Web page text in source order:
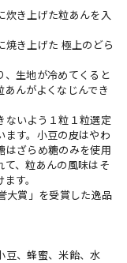
炊き上げた粒あんを入
焼き上げた 極上のどら
、生地が冷めてくると
あんがよくなじんでき
ないよう１粒１粒選定
ます。小豆の皮はやわ
はざらめ糖のみを使用
て、粒あんの風味はそ
す。
大賞」を受賞した逸品
豆、蜂蜜、米飴、水